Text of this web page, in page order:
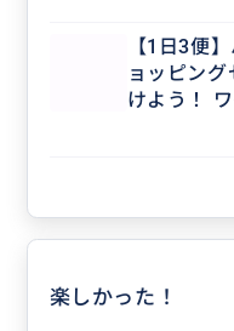
【1日3便
ョッピン
けよう！
楽しかった！